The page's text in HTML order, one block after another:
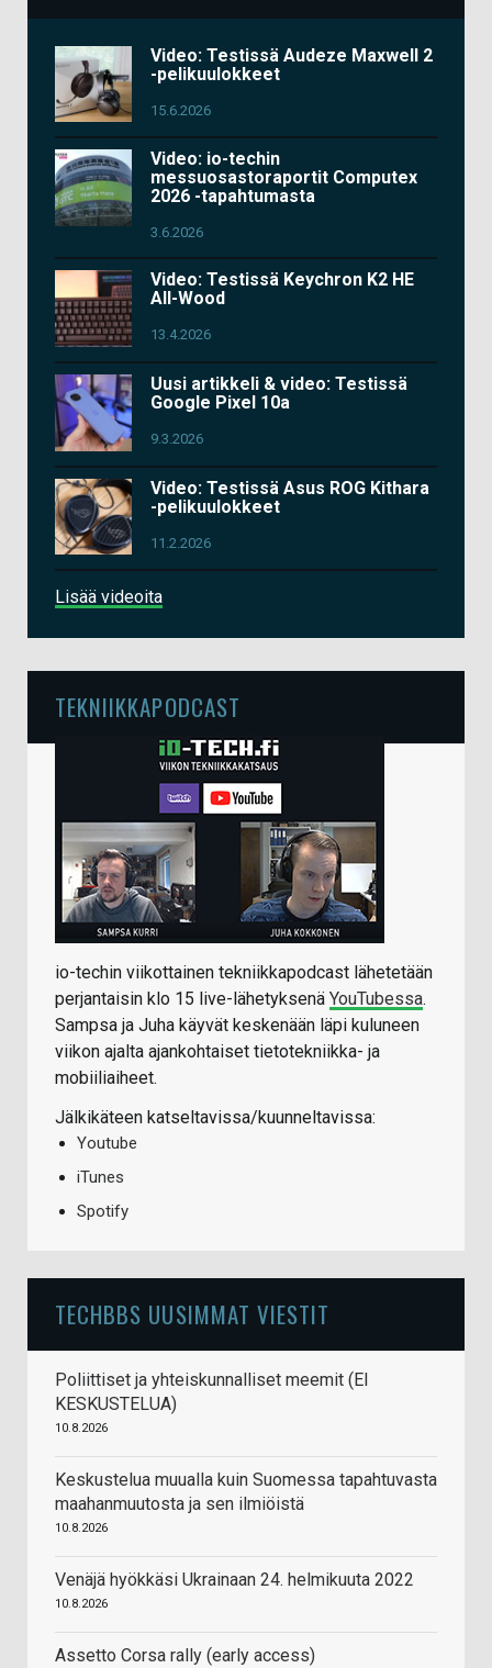
Video: Testissä Audeze Maxwell 2
-pelikuulokkeet
15.6.2026
Video: io-techin
messuosastoraportit Computex
2026 -tapahtumasta
3.6.2026
Video: Testissä Keychron K2 HE
All-Wood
13.4.2026
Uusi artikkeli & video: Testissä
Google Pixel 10a
9.3.2026
Video: Testissä Asus ROG Kithara
-pelikuulokkeet
11.2.2026
Lisää videoita
TEKNIIKKAPODCAST
io-techin viikottainen tekniikkapodcast lähetetään
perjantaisin klo 15 live-lähetyksenä YouTubessa.
Sampsa ja Juha käyvät keskenään läpi kuluneen
viikon ajalta ajankohtaiset tietotekniikka- ja
mobiiliaiheet.
Jälkikäteen katseltavissa/kuunneltavissa:
Youtube
iTunes
Spotify
TECHBBS UUSIMMAT VIESTIT
Poliittiset ja yhteiskunnalliset meemit (EI
KESKUSTELUA)
10.8.2026
Keskustelua muualla kuin Suomessa tapahtuvasta
maahanmuutosta ja sen ilmiöistä
10.8.2026
Venäjä hyökkäsi Ukrainaan 24. helmikuuta 2022
10.8.2026
Assetto Corsa rally (early access)